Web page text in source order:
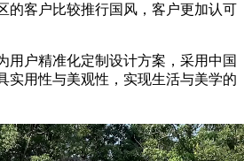
的客户比较推行国风，客户更加认可
用户精准化定制设计方案，采用中国
实用性与美观性，实现生活与美学的